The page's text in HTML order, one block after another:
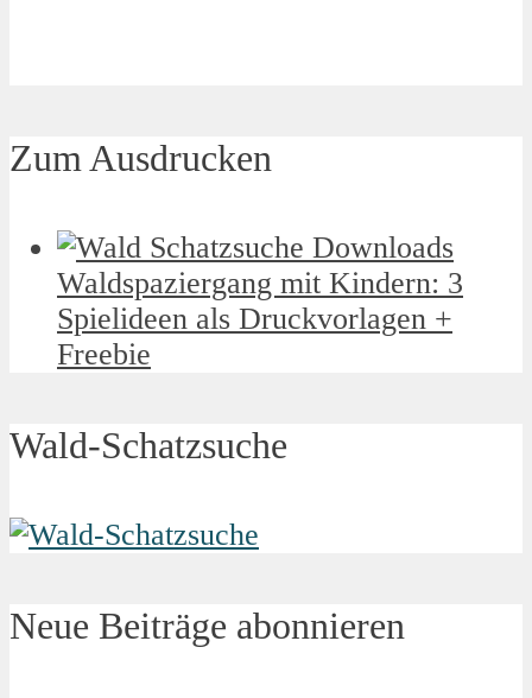
Zum Ausdrucken
Waldspaziergang mit Kindern: 3
Spielideen als Druckvorlagen +
Freebie
Wald-Schatzsuche
Neue Beiträge abonnieren